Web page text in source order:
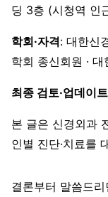
딩 3층 (시청역 인
학회·자격: 대한신
학회 종신회원 ·
최종 검토·업데이트
본 글은 신경외과
인별 진단·치료를
결론부터 말씀드